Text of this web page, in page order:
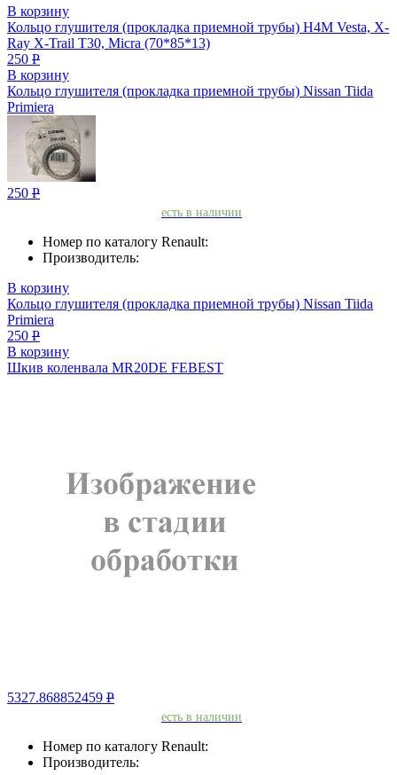
В корзину
Кольцо глушителя (прокладка приемной трубы) H4M Vesta, X-
Ray X-Trail T30, Micra (70*85*13)
250 Р
В корзину
Кольцо глушителя (прокладка приемной трубы) Nissan Tiida
Primiera
250 Р
есть в наличии
Номер по каталогу Renault:
Производитель:
В корзину
Кольцо глушителя (прокладка приемной трубы) Nissan Tiida
Primiera
250 Р
В корзину
Шкив коленвала MR20DE FEBEST
5327.868852459 Р
есть в наличии
Номер по каталогу Renault:
Производитель: